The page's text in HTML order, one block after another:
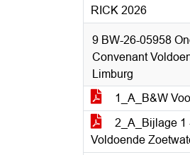
RICK 2026
9 BW-26-05958
Convenant
Limburg
1_A_B&W
2_A_Bijlage 1
Voldoende